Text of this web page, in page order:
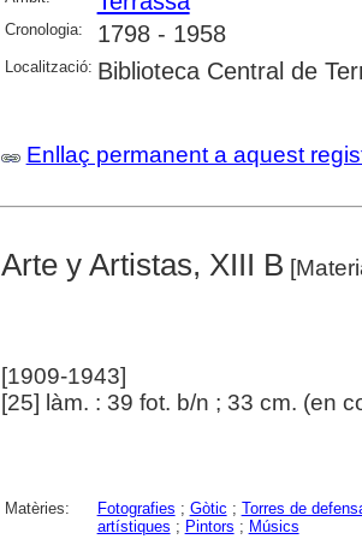
Cronologia: 1798 - 1958
Localització: Biblioteca Central de
Enllaç permanent a aquest
Arte y Artistas, XIII B
[1909-1943]
[25] làm. : 39 fot. b/n ; 33 cm. (en
Matèries: Fotografies ; Gòtic ; Torres de
artístiques ; Pintors ; Músics